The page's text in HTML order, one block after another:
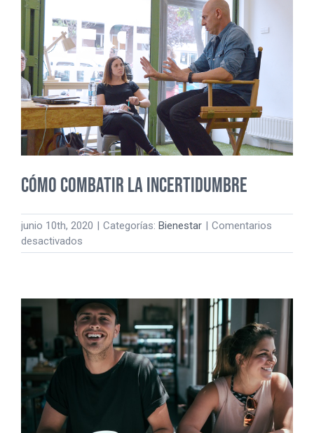
IMPULSAR
TU
BIENESTAR
EMOCIONAL,
¿CÓMO?
Cómo combatir la incertidumbre
junio 10th, 2020 | Categorías: Bienestar | Comentarios
desactivados
Cómo
incertidumbre